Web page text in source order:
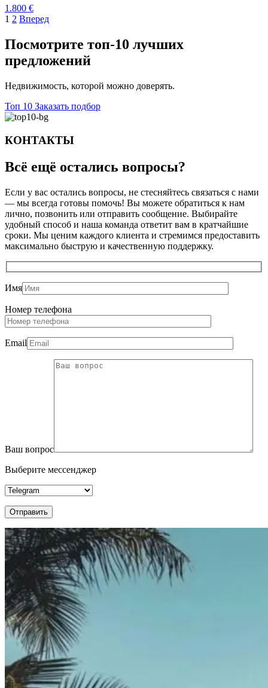
1.800 €
1 2 Вперед
Посмотрите топ-10 лучших
предложений
Недвижимость, которой можно доверять.
Топ 10 Заказать подбор
КОНТАКТЫ
Всё ещё остались вопросы?
Если у вас остались вопросы, не стесняйтесь связаться с нами
— мы всегда готовы помочь! Вы можете обратиться к нам
лично, позвонить или отправить сообщение. Выбирайте
удобный способ и наша команда ответит вам в кратчайшие
сроки. Мы ценим каждого клиента и стремимся предоставить
максимально быструю и качественную поддержку.
Имя
Номер телефона
Email
Ваш вопрос
Выберите мессенджер